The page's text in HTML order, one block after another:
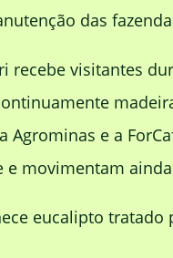
das
recebe visitantes
Agrominas e a
e movimentam
eucalipto